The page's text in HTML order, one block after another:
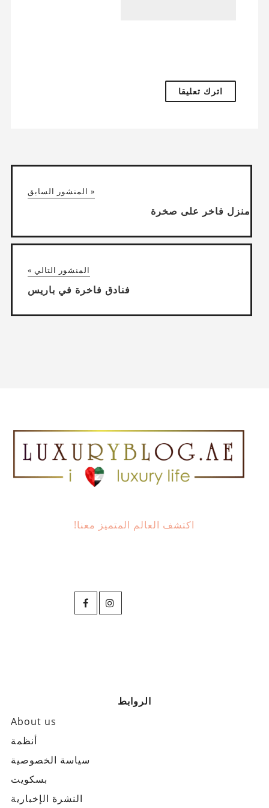
« المنشور السابق
منزل فاخر على صخرة
المنشور التالي »
فنادق فاخرة في باريس
اكتشف العالم المتميز معنا!
الروابط
About us
أنظمة
سياسة الخصوصية
بسكويت
النشرة الإخبارية